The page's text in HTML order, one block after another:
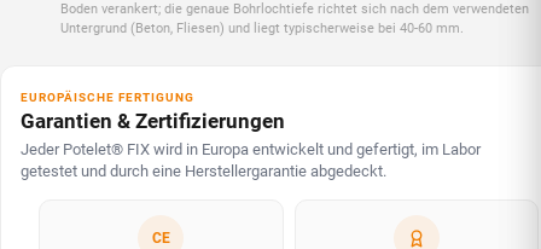
Boden verankert; die genaue Bohrlochtiefe richtet sich nach dem verwendeten
Untergrund (Beton, Fliesen) und liegt typischerweise bei 40-60 mm.
EUROPÄISCHE FERTIGUNG
Garantien & Zertifizierungen
Jeder Potelet® FIX wird in Europa entwickelt und gefertigt, im Labor
getestet und durch eine Herstellergarantie abgedeckt.
CE